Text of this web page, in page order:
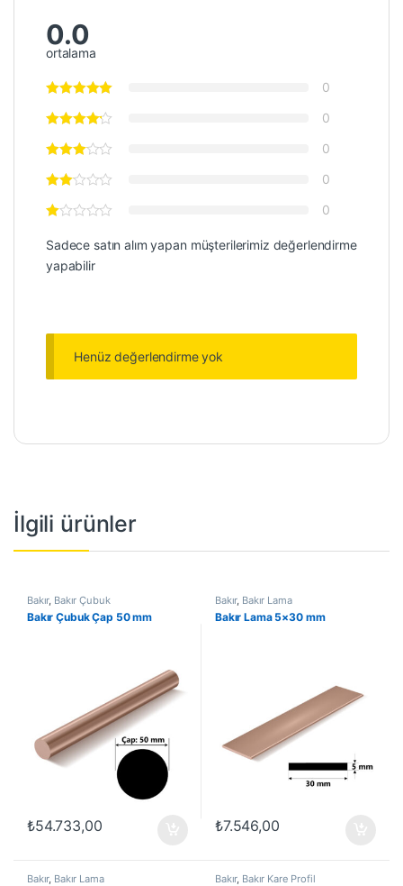
0.0
ortalama
0
0
0
0
0
Sadece satın alım yapan müşterilerimiz değerlendirme
yapabilir
Henüz değerlendirme yok
İlgili ürünler
Bakır, Bakır Çubuk
Bakır Çubuk Çap 50 mm
₺54.733,00
Bakır, Bakır Lama
Bakır Lama 5×30 mm
₺7.546,00
Bakır, Bakır Lama Bakır, Bakır Kare Profil